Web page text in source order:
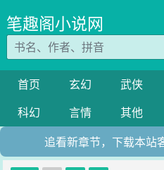
笔趣阁小说网
首页 玄幻 武侠
科幻
言情 其他
追看新章节，下载本站